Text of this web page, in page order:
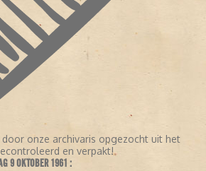
onze archivaris opgezocht uit het
en verpakt!
9 OKTOBER 1961 :